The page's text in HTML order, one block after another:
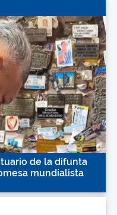
de la difunta
mundialista